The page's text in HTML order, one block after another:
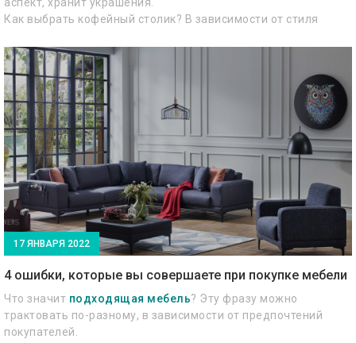
Как выбрать кофейный столик? В зависимости от стиля
17 ЯНВАРЯ 2022
4 ошибки, которые вы совершаете при покупке мебели
Что значит подходящая мебель? Эту фразу можно
трактовать по-разному, в зависимости от предпочтений
покупателей.